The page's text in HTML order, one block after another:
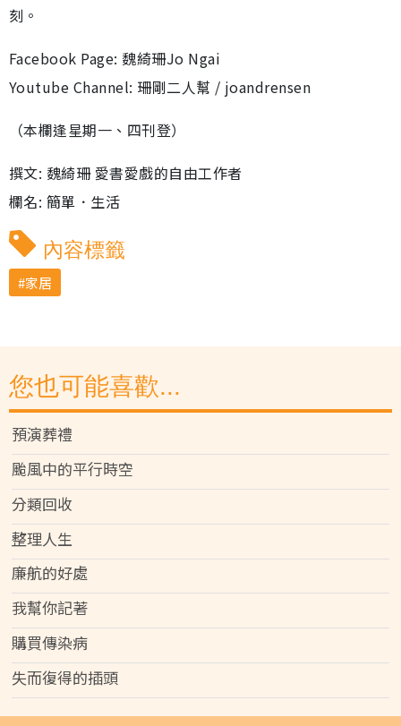
刻。
Facebook Page: 魏綺珊Jo Ngai
Youtube Channel: 珊剛二人幫 / joandrensen
（本欄逢星期一、四刊登）
撰文: 魏綺珊 愛書愛戲的自由工作者
欄名: 簡單．生活
內容標籤
家居
您也可能喜歡...
預演葬禮
颱風中的平行時空
分類回收
整理人生
廉航的好處
我幫你記著
購買傳染病
失而復得的插頭